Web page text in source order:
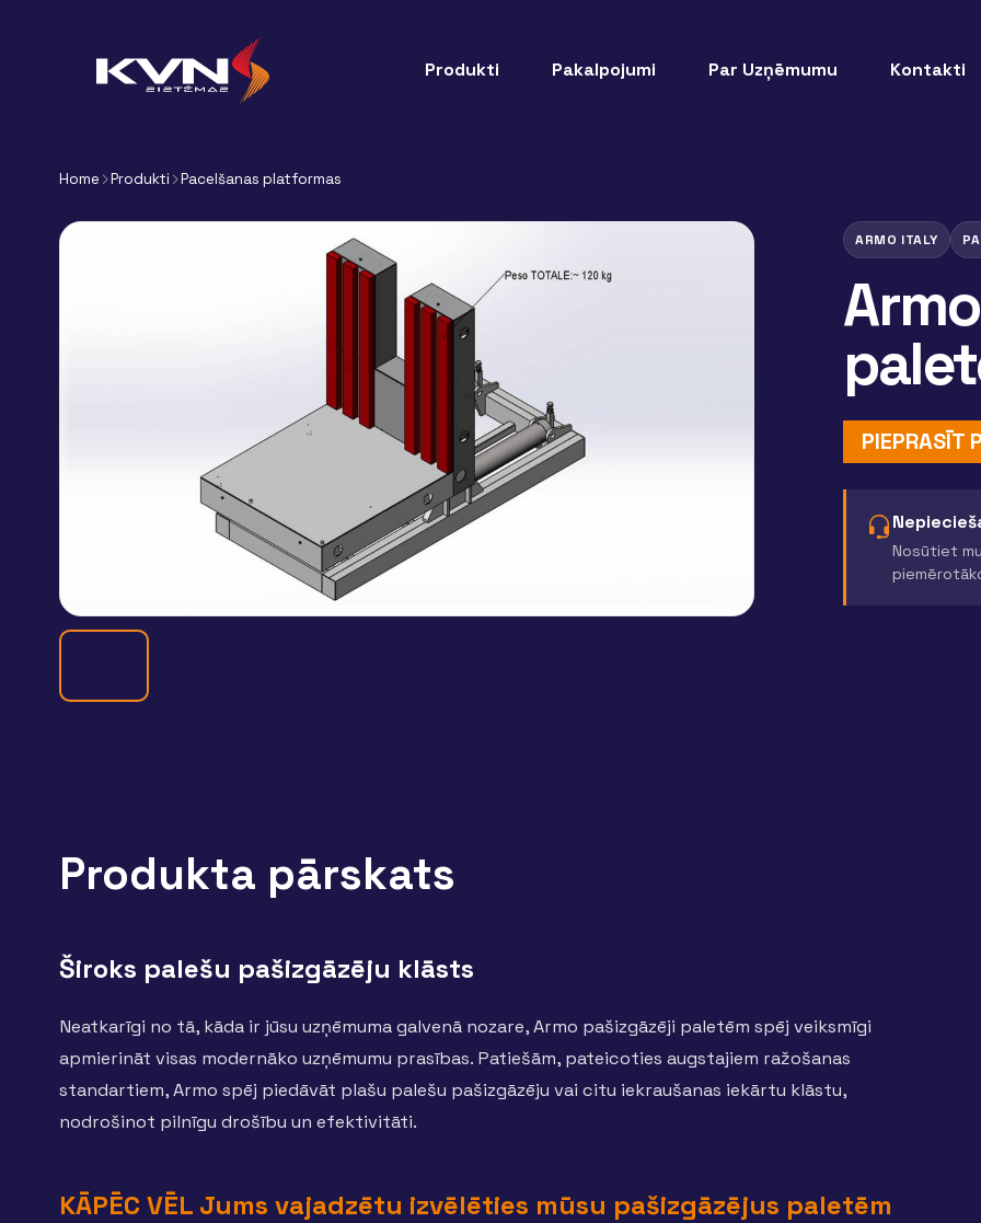
Produkti Pakalpojumi Par Uzņēmumu Kontakti
Home Produkti Pacelšanas platformas
ARMO ITALY
PIEPRASĪT
Nosūtiet
Produkta pārskats
Široks palešu pašizgāzēju klāsts
Neatkarīgi no tā, kāda ir jūsu uzņēmuma galvenā nozare, Armo pašizgāzēji paletēm spēj veiksmīgi
apmierināt visas modernāko uzņēmumu prasības. Patiešām, pateicoties augstajiem ražošanas
standartiem, Armo spēj piedāvāt plašu palešu pašizgāzēju vai citu iekraušanas iekārtu klāstu,
nodrošinot pilnīgu drošību un efektivitāti.
KĀPĒC VĒL Jums vajadzētu izvēlēties mūsu pašizgāzējus paletēm